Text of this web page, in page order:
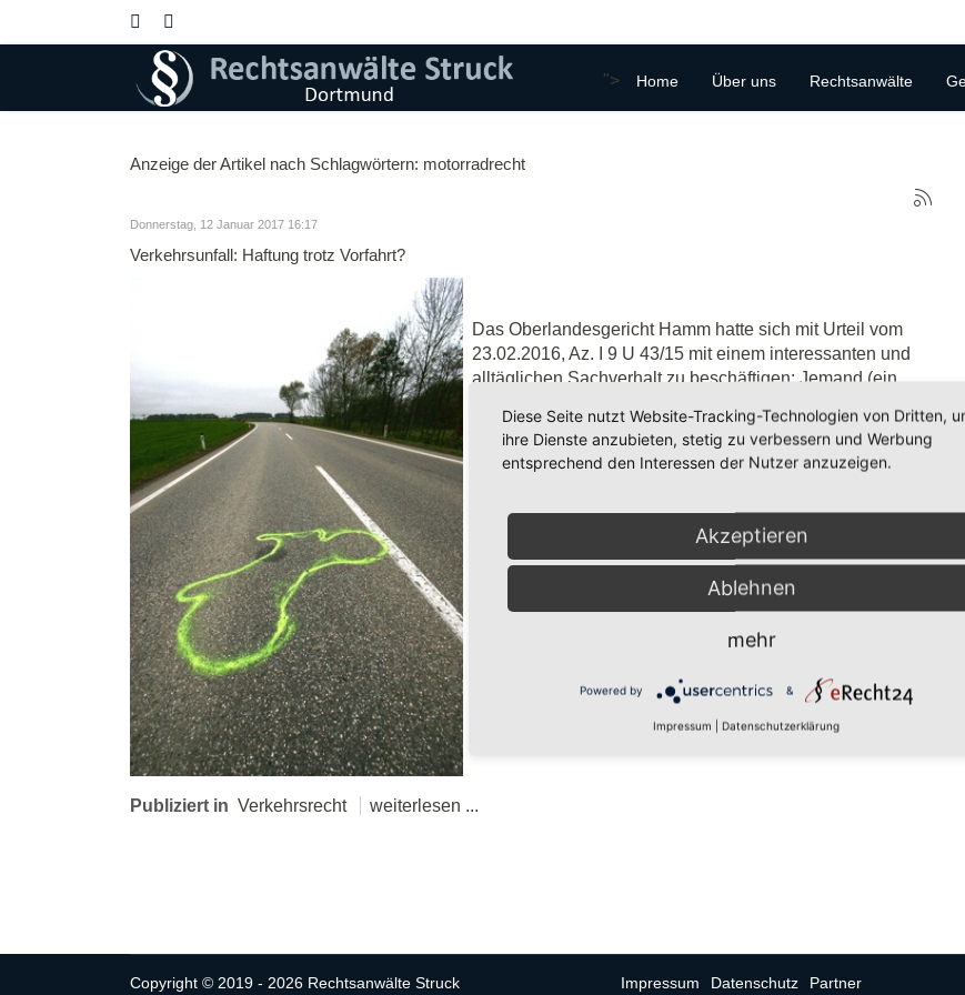
"> Home Über uns Rechtsanwälte
Anzeige der Artikel nach Schlagwörtern: motorradrecht
Donnerstag, 12 Januar 2017 16:17
Verkehrsunfall: Haftung trotz Vorfahrt?
Das Oberlandesgericht Hamm hatte sich mit Urteil vom
23.02.2016, Az. I 9 U 43/15 mit einem interessanten und
alltäglichen Sachverhalt zu beschäftigen: Jemand (ein
mit erheblich überhöhter Geschwindigkeit. Dann wird ihm
die Vorfahrt genommen; es kommt zum Unfall. Wer ist
schuld?
Publiziert in Verkehrsrecht weiterlesen ...
Copyright © 2019 - 2026 Rechtsanwälte Struck Impressum Datenschutz Partner
Diese Seite nutzt Website-Tracking-Technologien von Dritten,
ihre Dienste anzubieten, stetig zu verbessern und Werbung
entsprechend den Interessen der Nutzer anzuzeigen.
Akzeptieren
Ablehnen
mehr
Powered by &
Impressum Datenschutzerklärung